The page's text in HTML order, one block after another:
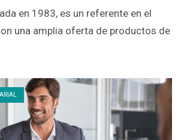
en 1983, es un referente en el
una amplia oferta de productos de